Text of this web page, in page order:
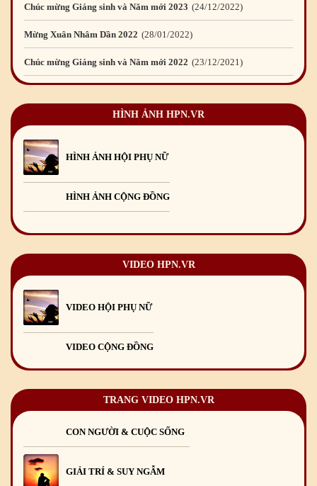
Mừng Xuân Nhâm Dần 2022 28/01 /2022
Chúc mừng Giáng sinh và Năm mới 2022
Mừng Xuân Tân Sửu 2021 10/02/2021
Mừng Xuân Canh Tý 2020 22/01/2020
Chúc mừng Giáng sinh và Năm mới 2020
Mừng Xuân Kỷ Hợi 2019
Chúc mừng Giáng sinh và Năm mới 2019
Chúc mừng Giáng sinh và Năm mới 2026 24/12/2025
Mừng Xuân Giáp Thìn 2024 09
HÌNH ẢNH HPN.VR
HÌNH ẢNH HỘI PHỤ NỮ
HÌNH ẢNH CỘNG ĐỒNG
VIDEO HPN.VR
VIDEO HỘI PHỤ NỮ
VIDEO CỘNG ĐỒNG
TRANG VIDEO HPN.VR
CON NGƯỜI & CUỘC SỐNG
GIẢI TRÍ & SUY NGẪM